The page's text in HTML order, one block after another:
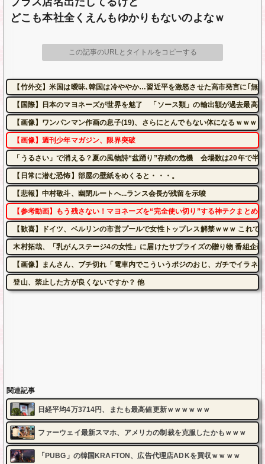
どこも本社全くえんもゆかりもないのよなｗ
この記事のURLとタイトルをコピーする
【竹外交】米国は曖昧､韓国は冷ややか…習近平を激怒させた高市発言に｢無
【国際】日本のマヨネーズが世界を魅了 「ソース類」の輸出額が過去最
【画像】ワンパンマン作画の息子(19)、さらにとんでもない体になるｗｗｗｗ
【画像】週刊少年マガジン、限界突破
「うるさい」で消える？夏の風物詩“盆踊り”存続の危機 会場数は20年で半...
【日常に潜む恐怖】部屋の壁紙をめくると・・・。
【悲報】中村敬斗、幽閉ルートへ...ランス会長が残留を示唆
【参考動画】もう残さない！マヨネーズを“完全使い切り”する神テクまとめ
【歓喜】ドイツ、ベルリンの市営プールで女性トップレス解禁ｗｗｗ これで
木村拓哉、「乳がんステージ4の女性」に届けたサプライズの贈り物 番組企
【画像】まんさん、ブチ切れ「電車内でこういうポジのおじ、ガチでイラネ
登山、禁止した方が良くないですか？ 他
関連記事
日経平均4万3714円、またも最高値更新ｗｗｗｗｗｗ
ファーウェイ最新スマホ、アメリカの制裁を克服したかもｗｗｗ
「PUBG」の韓国KRAFTON、広告代理店ADKを買収ｗｗｗｗ